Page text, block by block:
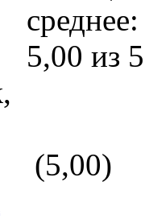
(5,00)